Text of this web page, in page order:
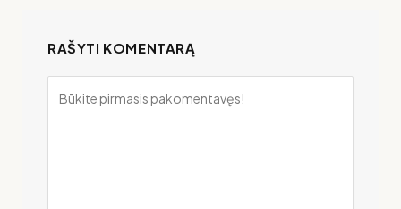
RAŠYTI KOMENTARĄ